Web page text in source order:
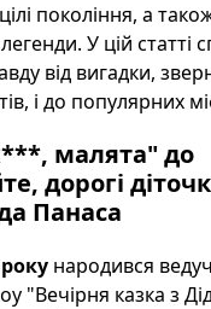
покоління, а
У цій статті
від вигадки,
і до популярних
малята" до
дорогі
Панаса
народився
"Вечірня казка з